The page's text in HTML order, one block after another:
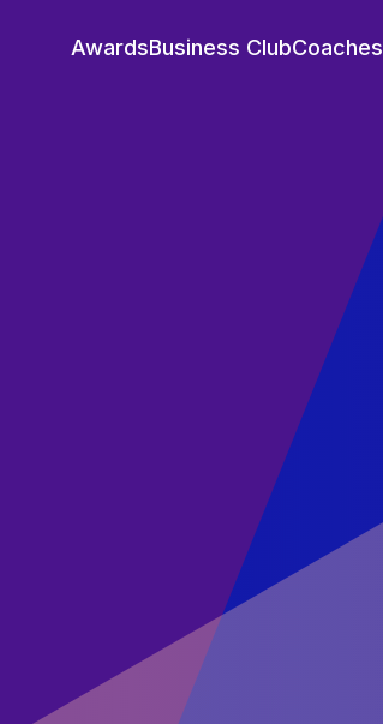
AwardsBusiness ClubCoaches